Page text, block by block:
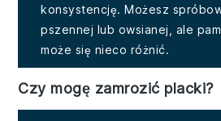
konsystencję. Możesz
pszennej lub owsianej, ale
może się nieco różnić.
Czy mogę zamrozić placki?